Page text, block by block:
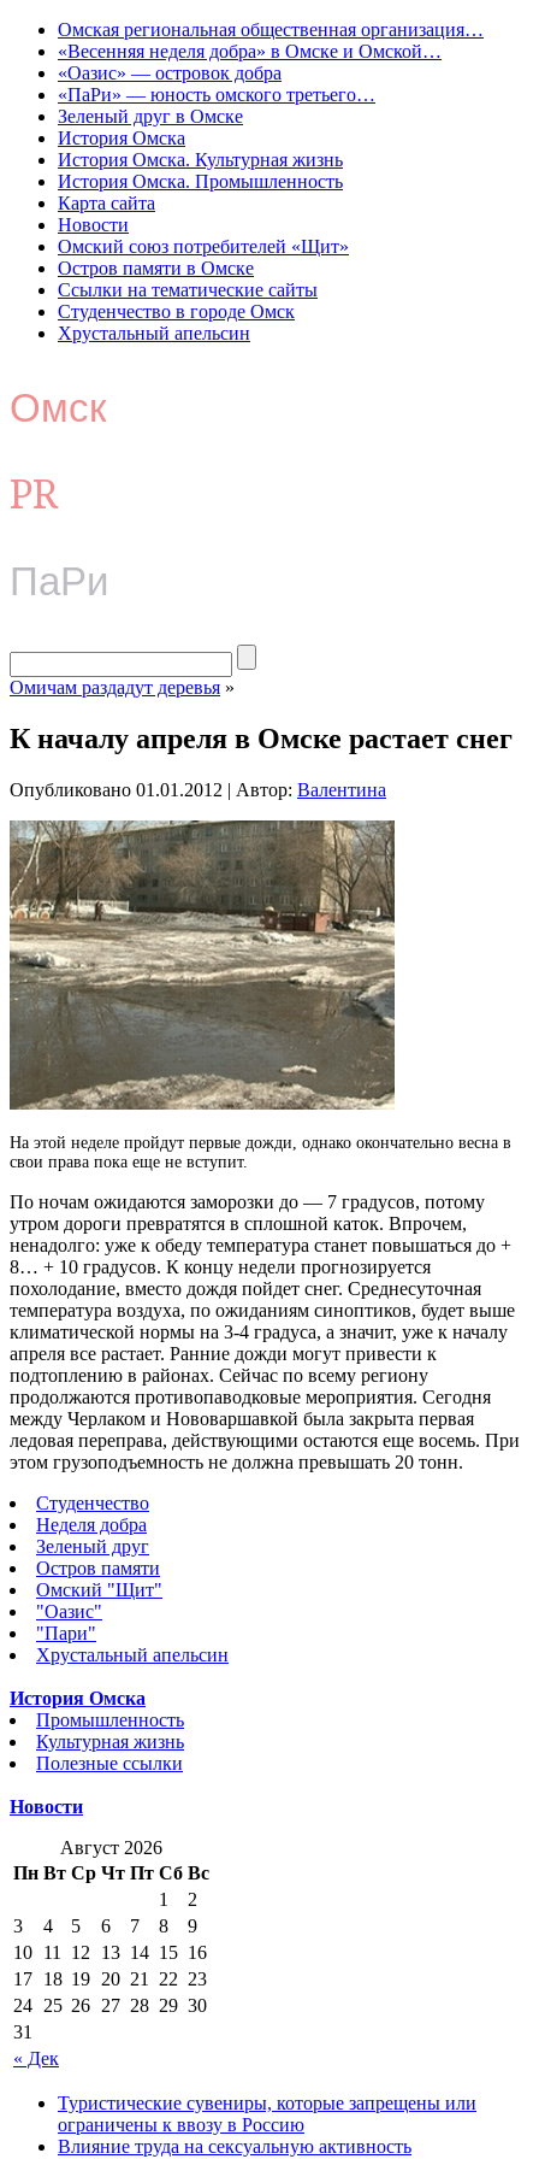
Омская региональная общественная организация…
«Весенняя неделя добра» в Омске и Омской…
«Оазис» — островок добра
«ПаРи» — юность омского третьего…
Зеленый друг в Омске
История Омска
История Омска. Культурная жизнь
История Омска. Промышленность
Карта сайта
Новости
Омский союз потребителей «Щит»
Остров памяти в Омске
Ссылки на тематические сайты
Студенчество в городе Омск
Хрустальный апельсин
Омск
PR
ПаРи
Омичам раздадут деревья »
К началу апреля в Омске растает снег
Опубликовано 01.01.2012 | Автор: Валентина
На этой неделе пройдут первые дожди, однако окончательно весна в
свои права пока еще не вступит.
По ночам ожидаются заморозки до — 7 градусов, потому
утром дороги превратятся в сплошной каток. Впрочем,
ненадолго: уже к обеду температура станет повышаться до +
8… + 10 градусов. К концу недели прогнозируется
похолодание, вместо дождя пойдет снег. Среднесуточная
температура воздуха, по ожиданиям синоптиков, будет выше
климатической нормы на 3-4 градуса, а значит, уже к началу
апреля все растает. Ранние дожди могут привести к
подтоплению в районах. Сейчас по всему региону
продолжаются противопаводковые мероприятия. Сегодня
между Черлаком и Нововаршавкой была закрыта первая
ледовая переправа, действующими остаются еще восемь. При
этом грузоподъемность не должна превышать 20 тонн.
Студенчество
Неделя добра
Зеленый друг
Остров памяти
Омский "Щит"
"Оазис"
"Пари"
Хрустальный апельсин
История Омска
Промышленность
Культурная жизнь
Полезные ссылки
Новости
Август 2026
Пн Вт Ср Чт Пт Сб Вс
« Дек
1
2
3
4 5 6 7 8
9
10 11 12 13 14 15 16
17 18 19 20 21 22 23
24 25 26 27 28 29 30
31
Туристические сувениры, которые запрещены или
ограничены к ввозу в Россию
Влияние труда на сексуальную активность